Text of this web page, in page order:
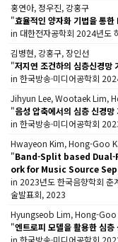
홍연아, 정우진, 강홍구
"효율적인 양자화 기법을 통
in 대한전자공학회 2024년도
김병현, 강홍구, 장인선
"저지연 조건하의 심층신경망
in 한국방송·미디어공학회
Jihyun Lee, Wootaek Lim,
"음성 압축에서의 심층 신경망
in 한국방송·미디어공학회
Hwayeon Kim, Hong-Goo
"Band-Split based
ork for Music Source
in 2023년도 한국음향학회 춘
술발표회, 2023
Hyungseob Lim, Hong-
"엔트로피 모델을 활용한 심
in 한국방송·미디어공학회